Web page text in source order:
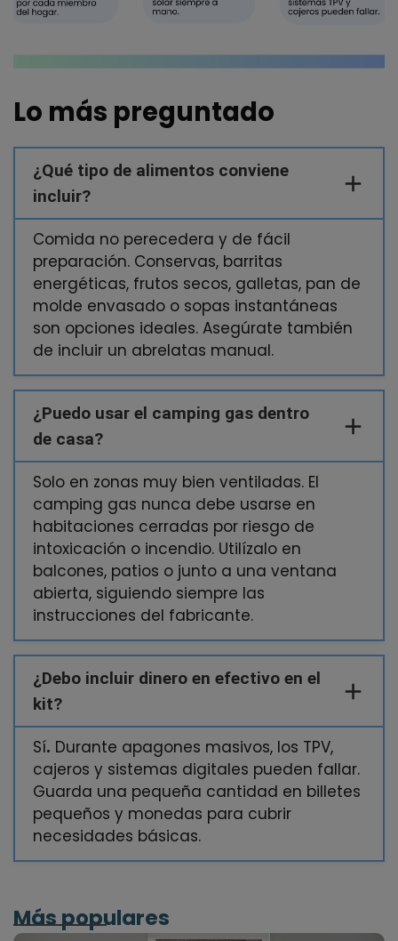
Lo más preguntado
¿Qué tipo de alimentos conviene
incluir?
Comida no perecedera y de fácil
preparación. Conservas, barritas
energéticas, frutos secos, galletas, pan de
molde envasado o sopas instantáneas
son opciones ideales. Asegúrate también
de incluir un abrelatas manual.
¿Puedo usar el camping gas dentro
de casa?
Solo en zonas muy bien ventiladas. El
camping gas nunca debe usarse en
habitaciones cerradas por riesgo de
intoxicación o incendio. Utilízalo en
balcones, patios o junto a una ventana
abierta, siguiendo siempre las
instrucciones del fabricante.
¿Debo incluir dinero en efectivo en el
kit?
Sí. Durante apagones masivos, los TPV,
cajeros y sistemas digitales pueden fallar.
Guarda una pequeña cantidad en billetes
pequeños y monedas para cubrir
necesidades básicas.
Más populares